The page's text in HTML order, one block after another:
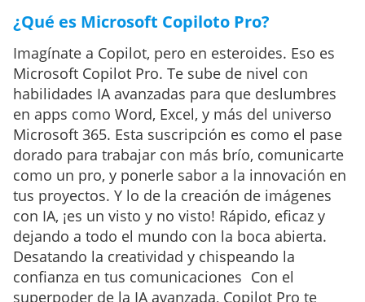
¿Qué es Microsoft Copiloto Pro?
Imagínate a Copilot, pero en esteroides. Eso es
Microsoft Copilot Pro. Te sube de nivel con
habilidades IA avanzadas para que deslumbres
en apps como Word, Excel, y más del universo
Microsoft 365. Esta suscripción es como el pase
dorado para trabajar con más brío, comunicarte
como un pro, y ponerle sabor a la innovación en
tus proyectos. Y lo de la creación de imágenes
con IA, ¡es un visto y no visto! Rápido, eficaz y
dejando a todo el mundo con la boca abierta.
Desatando la creatividad y chispeando la
confianza en tus comunicaciones Con el
superpoder de la IA avanzada, Copilot Pro te